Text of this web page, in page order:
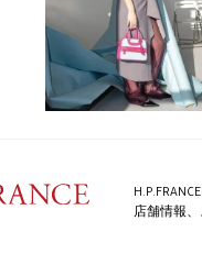
店舗情報、